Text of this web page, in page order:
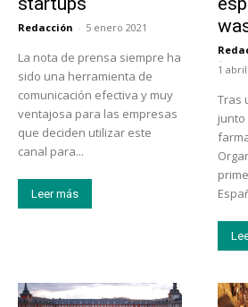
Redacción - 5 enero 2021
La nota de prensa siempre ha
sido una herramienta de
comunicación efectiva y muy
ventajosa para las empresas
que deciden utilizar este
canal para...
Leer más
-
1
Tras